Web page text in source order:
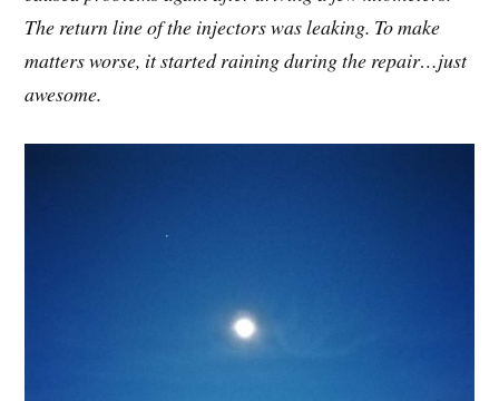
The return line of the injectors was leaking. To make
matters worse, it started raining during the repair…just
awesome.